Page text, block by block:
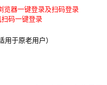
览器一键登录及扫码登录
码一键登录
用于原老用户）